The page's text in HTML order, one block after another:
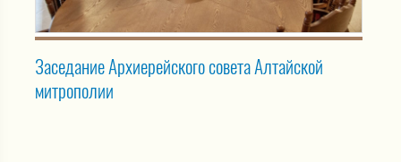
Заседание Архиерейского совета Алтайской
митрополии